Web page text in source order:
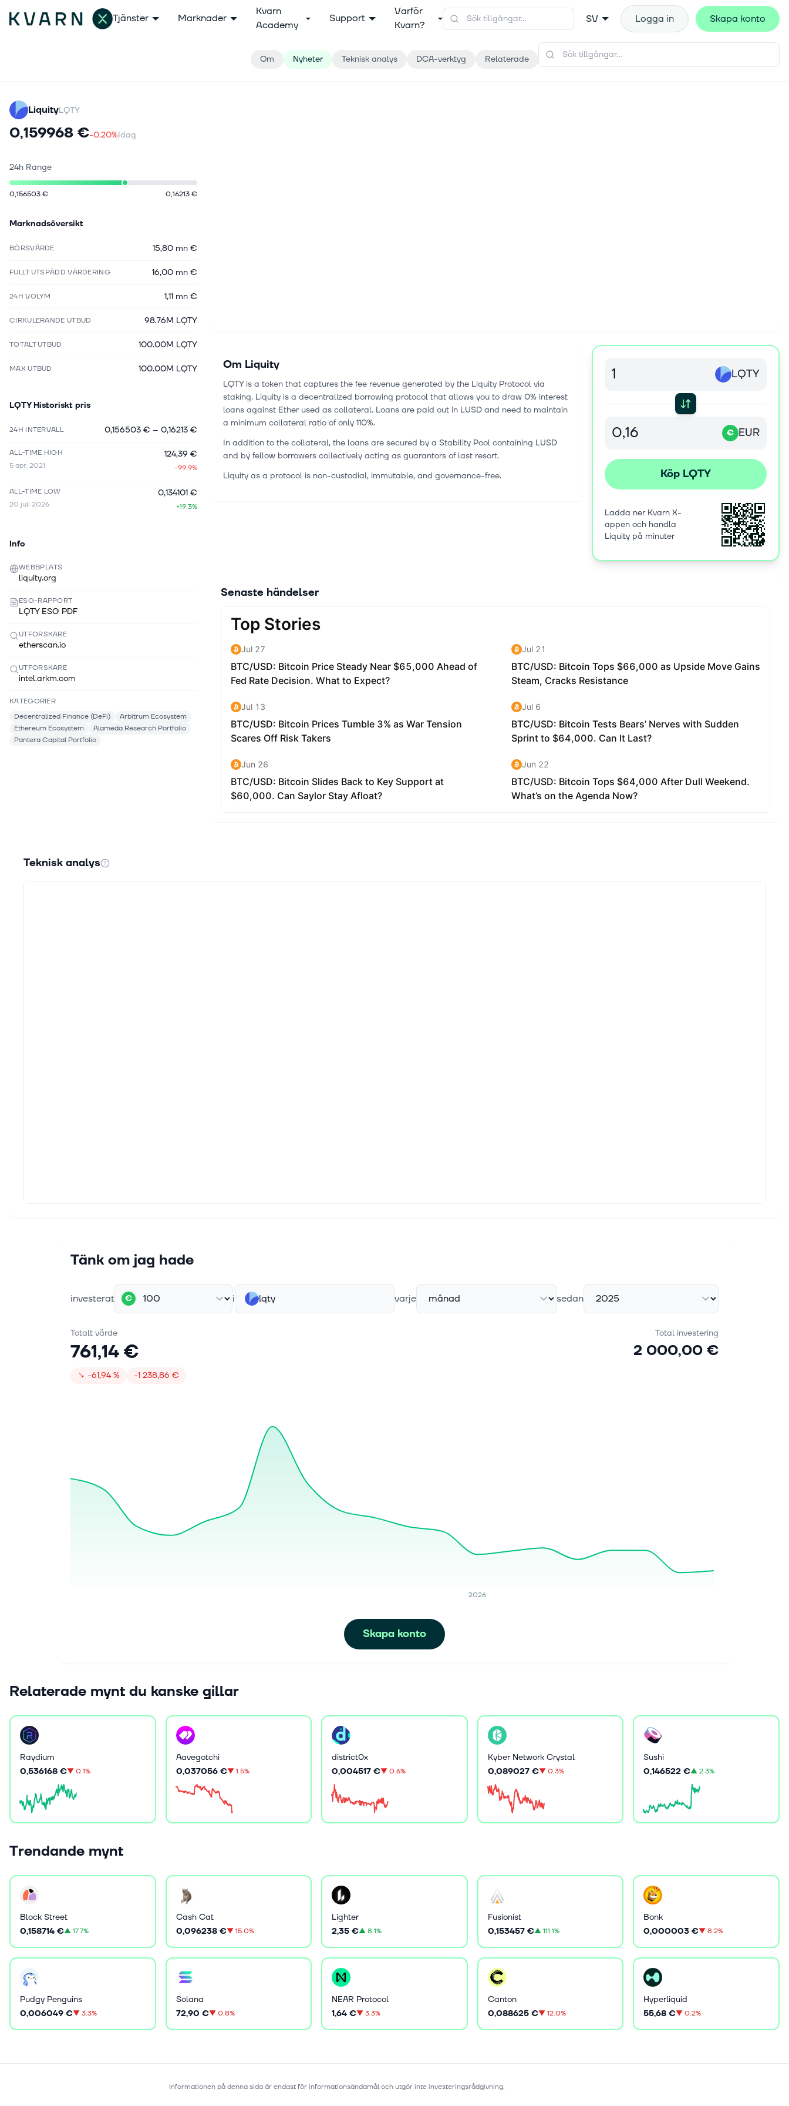
Tjänster Marknader
Kvarn
Academy
Support
Varför
Kvarn?
SV Logga in Skapa konto
Om Nyheter Teknisk analys DCA-verktyg Relaterade
LiquityLQTY
0,159968 €-0.20%Idag
24h Range
0,156503 € 0,16213 €
Marknadsöversikt
BÖRSVÄRDE 15,80 mn €
FULLT UTSPÄDD VÄRDERING 16,00 mn €
24H VOLYM 1,11 mn €
CIRKULERANDE UTBUD 98.76M LQTY
TOTALT UTBUD 100.00M LQTY
MAX UTBUD 100.00M LQTY
LQTY Historiskt pris
24H INTERVALL 0,156503 € – 0,16213 €
ALL-TIME HIGH
5 apr. 2021
124,39 €
-99.9%
ALL-TIME LOW
20 juli 2026
0,134101 €
+19.3%
Info
WEBBPLATS
liquity.org
ESG-RAPPORT
LQTY ESG PDF
UTFORSKARE
etherscan.io
UTFORSKARE
intel.arkm.com
KATEGORIER
Decentralized Finance (DeFi)
Arbitrum Ecosystem
Ethereum Ecosystem
Alameda Research Portfolio
Pantera Capital Portfolio
Om Liquity
LQTY is a token that captures the fee revenue generated by the Liquity Protocol via
staking. Liquity is a decentralized borrowing protocol that allows you to draw 0% interest
loans against Ether used as collateral. Loans are paid out in LUSD and need to maintain
a minimum collateral ratio of only 110%.
In addition to the collateral, the loans are secured by a Stability Pool containing LUSD
and by fellow borrowers collectively acting as guarantors of last resort.
Liquity as a protocol is non-custodial, immutable, and governance-free.
LQTY
€ EUR
Köp LQTY
Ladda ner Kvarn X-
appen och handla
Liquity på minuter
Senaste händelser
Teknisk analys
Tänk om jag hade
investerat € i lqty varje sedan
Totalt värde
761,14 €
↘ −61,94 % −1 238,86 €
Total investering
2 000,00 €
2026
Skapa konto
Relaterade mynt du kanske gillar
Raydium
0,536168 €▼0.1%
Aavegotchi
0,037056 €▼ 1.5%
district0x
0,004517 €▼0.6%
Kyber Network Crystal
0,089027 €▼0.3%
Sushi
0,146522 €▲2.3%
Trendande mynt
Block Street
0,158714 €▲17.7%
Cash Cat
0,096238 €▼ 15.0%
Lighter
2,35 €▲8.1%
Fusionist
0,153457 €▲111.1%
Bonk
0,000003 €▼8.2%
Pudgy Penguins
0,006049 €▼3.3%
Solana
72,90 €▼ 0.8%
NEAR Protocol
1,64 €▼3.3%
Canton
0,088625 €▼12.0%
Hyperliquid
55,68 €▼0.2%
Informationen på denna sida är endast för informationsändamål och utgör inte investeringsrådgivning.